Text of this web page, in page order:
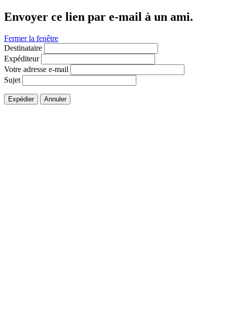
Envoyer ce lien par e-mail à un ami.
Fermer la fenêtre
Destinataire
Expéditeur
Votre adresse e-mail
Sujet
Expédier Annuler